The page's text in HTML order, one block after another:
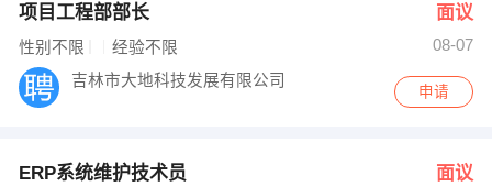
项目工程部部长 面议
性别不限 经验不限
08-07
吉林市大地科技发展有限公司
申请
ERP系统维护技术员 面议